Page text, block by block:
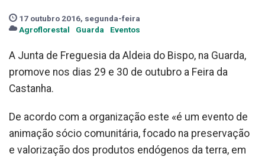
17 outubro 2016, segunda-feira
Agroflorestal
Guarda Eventos
A Junta de Freguesia da Aldeia do Bispo, na Guarda,
promove nos dias 29 e 30 de outubro a Feira da
Castanha.
De acordo com a organização este «é um evento de
animação sócio comunitária, focado na preservação
e valorização dos produtos endógenos da terra, em